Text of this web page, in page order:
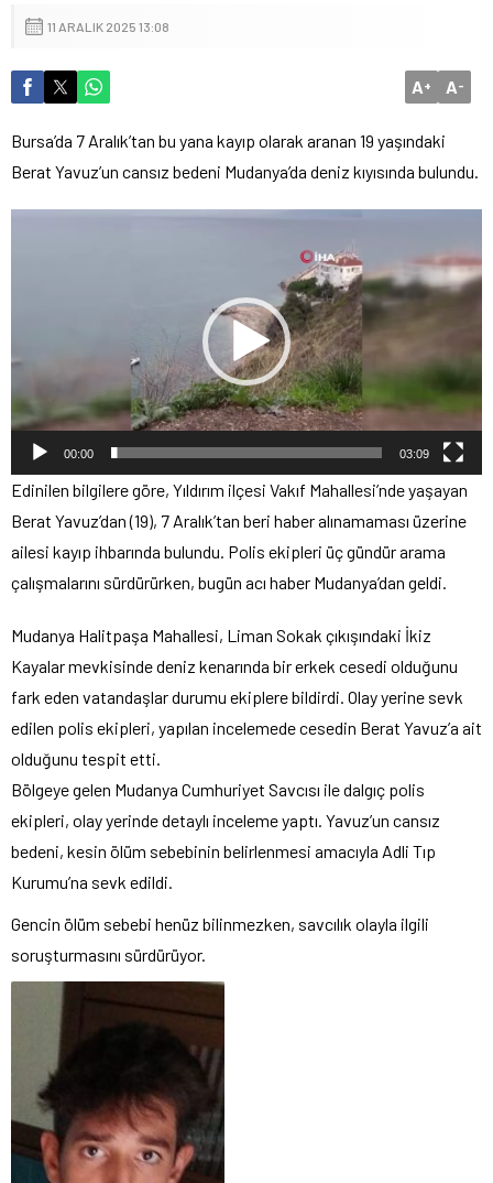
11 ARALIK 2025 13:08
A+ A-
Bursa’da 7 Aralık’tan bu yana kayıp olarak aranan 19 yaşındaki
Berat Yavuz’un cansız bedeni Mudanya’da deniz kıyısında bulundu.
00:00 03:09
Edinilen bilgilere göre, Yıldırım ilçesi Vakıf Mahallesi’nde yaşayan
Berat Yavuz’dan (19), 7 Aralık’tan beri haber alınamaması üzerine
ailesi kayıp ihbarında bulundu. Polis ekipleri üç gündür arama
çalışmalarını sürdürürken, bugün acı haber Mudanya’dan geldi.
Mudanya Halitpaşa Mahallesi, Liman Sokak çıkışındaki İkiz
Kayalar mevkisinde deniz kenarında bir erkek cesedi olduğunu
fark eden vatandaşlar durumu ekiplere bildirdi. Olay yerine sevk
edilen polis ekipleri, yapılan incelemede cesedin Berat Yavuz’a ait
olduğunu tespit etti.
Bölgeye gelen Mudanya Cumhuriyet Savcısı ile dalgıç polis
ekipleri, olay yerinde detaylı inceleme yaptı. Yavuz’un cansız
bedeni, kesin ölüm sebebinin belirlenmesi amacıyla Adli Tıp
Kurumu’na sevk edildi.
Gencin ölüm sebebi henüz bilinmezken, savcılık olayla ilgili
soruşturmasını sürdürüyor.